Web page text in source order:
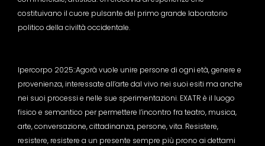
costituivano il cuore pulsante del primo grande laboratorio
politico della civiltà occidentale.
Ipercorpo 2025::Agorà vuole unire persone di ogni età, genere e
provenienza, interessate all’arte dal vivo nei suoi esiti ma anche
nei suoi processi e nelle sue sperimentazioni. EXATR è il luogo
fisico e semantico per permettere l’incontro fra teatro, musica,
arte, conversazione, cittadinanza, persone, vita. Resistere,
resistere, resistere a un presente sempre più prono ai dettami